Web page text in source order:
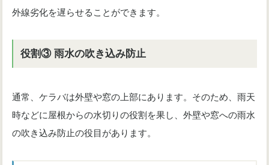
外線劣化を遅らせることができます。
役割③ 雨水の吹き込み防止
通常、ケラバは外壁や窓の上部にあります。そのため、雨天
時などに屋根からの水切りの役割を果し、外壁や窓への雨水
の吹き込み防止の役目があります。